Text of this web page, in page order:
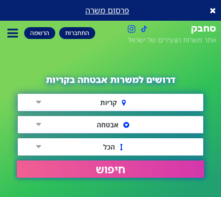
פרסום משרה
סחבק
אתר משרות הצעירים של ישראל
התחברות הרשמה
דרושים למשרות אבטחה בקריות
קריות
אבטחה
הכל
חיפוש